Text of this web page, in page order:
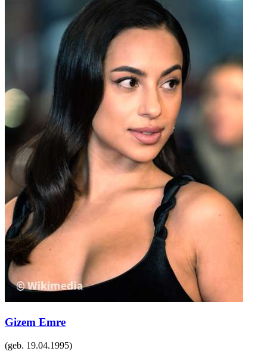
Gizem Emre
(geb. 19.04.1995)